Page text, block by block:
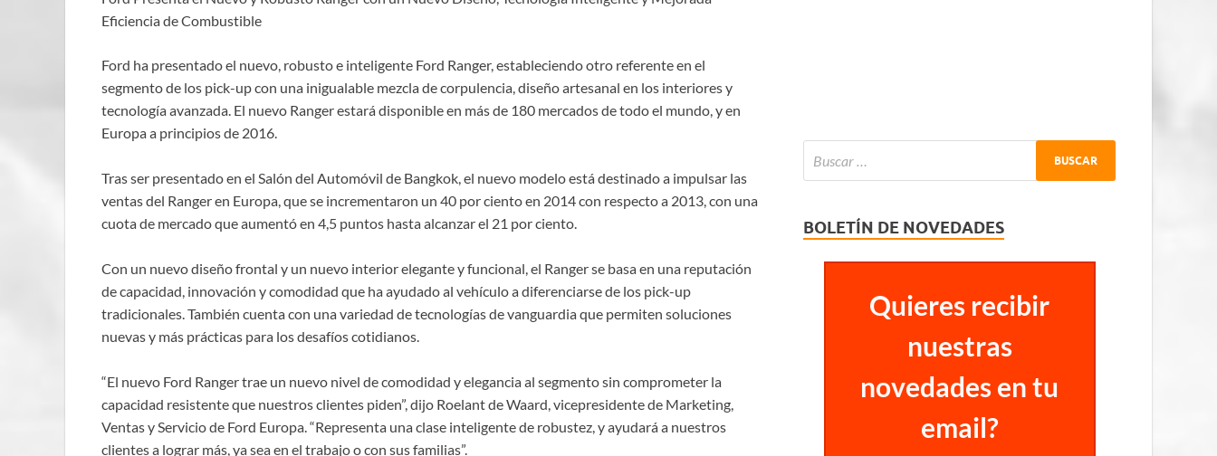
Eficiencia de Combustible
Ford ha presentado el nuevo, robusto e inteligente Ford Ranger, estableciendo otro referente en el
segmento de los pick-up con una inigualable mezcla de corpulencia, diseño artesanal en los interiores y
tecnología avanzada. El nuevo Ranger estará disponible en más de 180 mercados de todo el mundo, y en
Europa a principios de 2016.
Tras ser presentado en el Salón del Automóvil de Bangkok, el nuevo modelo está destinado a impulsar las
ventas del Ranger en Europa, que se incrementaron un 40 por ciento en 2014 con respecto a 2013, con una
cuota de mercado que aumentó en 4,5 puntos hasta alcanzar el 21 por ciento.
Con un nuevo diseño frontal y un nuevo interior elegante y funcional, el Ranger se basa en una reputación
de capacidad, innovación y comodidad que ha ayudado al vehículo a diferenciarse de los pick-up
tradicionales. También cuenta con una variedad de tecnologías de vanguardia que permiten soluciones
nuevas y más prácticas para los desafíos cotidianos.
“El nuevo Ford Ranger trae un nuevo nivel de comodidad y elegancia al segmento sin comprometer la
capacidad resistente que nuestros clientes piden”, dijo Roelant de Waard, vicepresidente de Marketing,
Ventas y Servicio de Ford Europa. “Representa una clase inteligente de robustez, y ayudará a nuestros
clientes a lograr más, ya sea en el trabajo o con sus familias”.
BOLETÍN DE NOVEDADES
Quieres recibir
nuestras
novedades en tu
email?